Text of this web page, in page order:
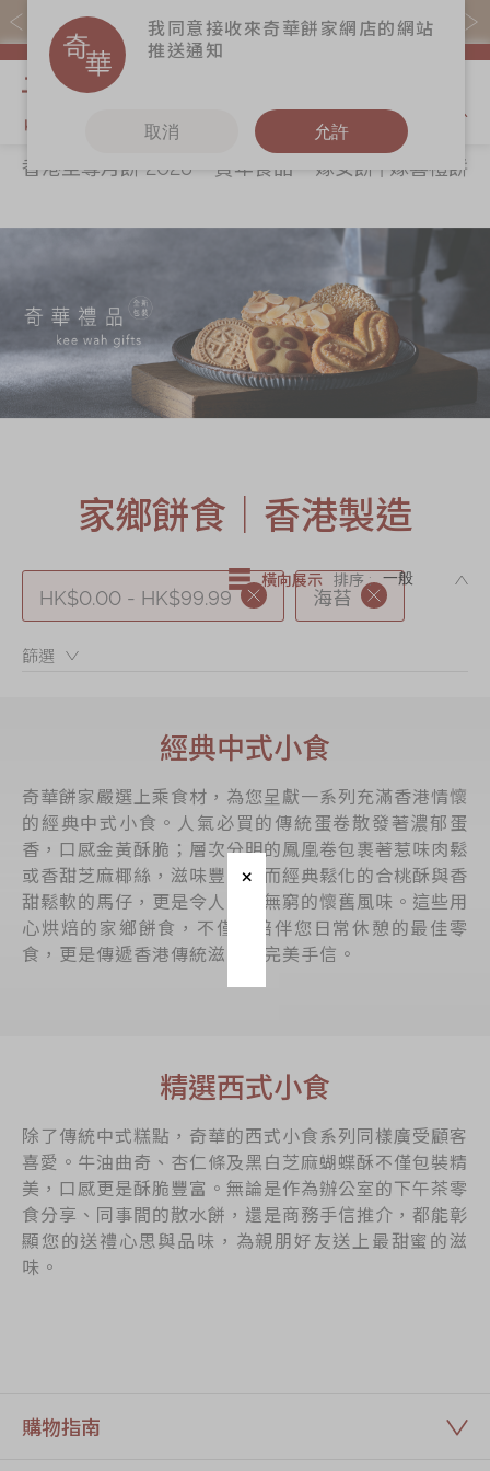
購物滿$368(折扣後)即免本地運費！
關於奇華
商務銷售
嫁喜須知
奇華網誌
奇華餅食
嫁女餅 | 嫁喜禮
餅
手信禮品
節日時令食品
茗茶系列
奇華迪士尼禮盒
奇華LINE
產品價目表
更多
奇華工作坊
奇華茶室
聯絡奇華
加入奇華
EN 简体
香港至尊月餅 2026 賀年食品
嫁女餅 | 嫁喜禮餅
家鄉餅食｜香港製造
HK$0.00 - HK$99.99 海苔
篩選：
橫向展示 排序 :
經典中式小食
奇華餅家嚴選上乘食材，為您呈獻一系列充滿香港情懷
的經典中式小食。人氣必買的傳統蛋卷散發著濃郁蛋
香，口感金黃酥脆；層次分明的鳳凰卷包裹著惹味肉鬆
或香甜芝麻椰絲，滋味豐富；而經典鬆化的合桃酥與香
甜鬆軟的馬仔，更是令人回味無窮的懷舊風味。這些用
心烘焙的家鄉餅食，不僅是陪伴您日常休憩的最佳零
食，更是傳遞香港傳統滋味的完美手信。
精選西式小食
除了傳統中式糕點，奇華的西式小食系列同樣廣受顧客
喜愛。牛油曲奇、杏仁條及黑白芝麻蝴蝶酥不僅包裝精
美，口感更是酥脆豐富。無論是作為辦公室的下午茶零
食分享、同事間的散水餅，還是商務手信推介，都能彰
顯您的送禮心思與品味，為親朋好友送上最甜蜜的滋
味。
購物指南
我同意接收來奇華餅家網店的網站
推送通知
取消 允許